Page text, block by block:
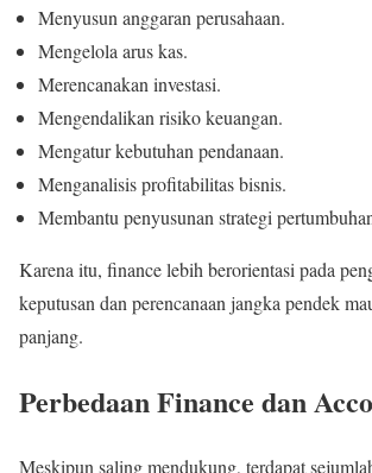
Menyusun anggaran perusahaan.
Mengelola arus kas.
Merencanakan investasi.
Mengendalikan risiko keuangan.
Mengatur kebutuhan pendanaan.
Menganalisis profitabilitas bisnis.
Membantu penyusunan strategi
Karena itu, finance lebih berorientasi pada
keputusan dan perencanaan jangka pendek
panjang.
Perbedaan Finance dan
Meskipun saling mendukung, terdapat